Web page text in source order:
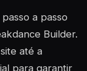
a passo
Builder.
até a
para garantir